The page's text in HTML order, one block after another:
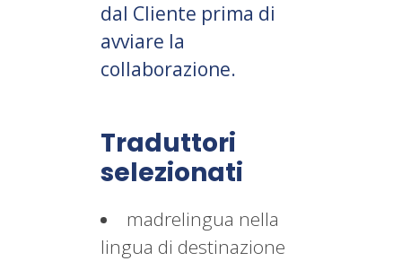
dal Cliente prima di
avviare la
collaborazione.
Traduttori
selezionati
madrelingua nella
lingua di destinazione